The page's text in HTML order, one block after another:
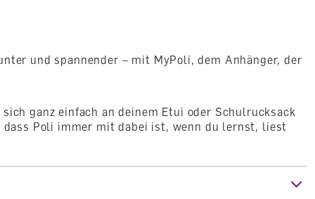
und spannender – mit MyPoli, dem Anhänger, der
ganz einfach an deinem Etui oder Schulrucksack
Poli immer mit dabei ist, wenn du lernst, liest